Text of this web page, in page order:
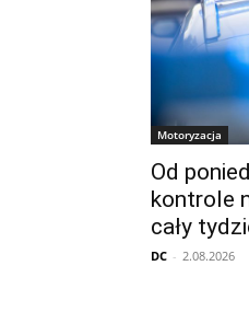
Motoryzacja
Od
kontrole
cały
DC - 2.08.2026